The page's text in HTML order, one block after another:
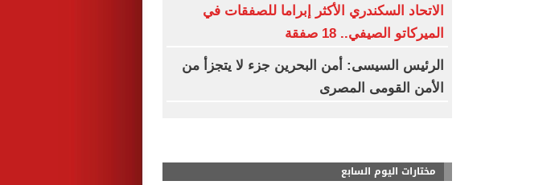
الاتحاد السكندري الأكثر إبراما للصفقات في
الميركاتو الصيفي.. 18 صفقة
الرئيس السيسى: أمن البحرين جزء لا يتجزأ من
الأمن القومى المصرى
مختارات اليوم السابع